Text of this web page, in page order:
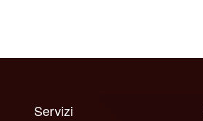
Servizi